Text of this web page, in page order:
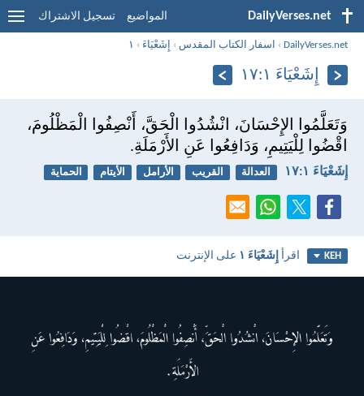
DailyVerses.net المواضيع تسجيل الاشتراك
DailyVerses.net
› اسفار الكتاب المقدس › إِشَعْيَاءَ › ١
إِشَعْيَاءَ ١:‏١٧
وَتَعَلَّمُوا الإِحْسَانَ، انْشُدُوا الْحَقَّ، أَنْصِفُوا الْمَظْلُومَ،
اقْضُوا لِلْيَتِيمِ، وَدَافِعُوا عَنِ الأَرْمَلَةِ.
إِشَعْيَاءَ ١:‏١٧ العدالة القريب الأرامل الأيتام الحماية
KEH اقرأ إِشَعْيَاءَ ١ على الإنترنت